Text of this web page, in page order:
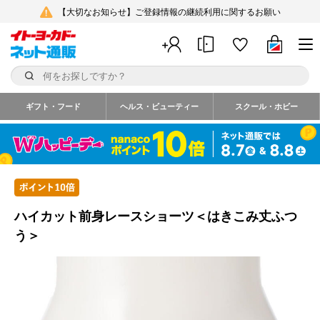
【大切なお知らせ】ご登録情報の継続利用に関するお願い
ギフト・フード ヘルス・ビューティー スクール・ホビー
ハイカット前身レースショーツ＜はきこみ丈ふつ
う＞